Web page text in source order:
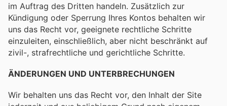
im Auftrag des Dritten handeln. Zusätzlich zur
Kündigung oder Sperrung Ihres Kontos behalten wir
uns das Recht vor, geeignete rechtliche Schritte
einzuleiten, einschließlich, aber nicht beschränkt auf
zivil-, strafrechtliche und gerichtliche Schritte.
ÄNDERUNGEN UND UNTERBRECHUNGEN
Wir behalten uns das Recht vor, den Inhalt der Site